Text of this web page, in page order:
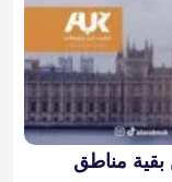
بقية مناطق